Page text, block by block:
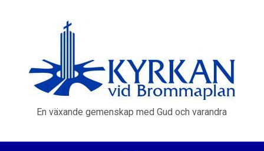
En växande gemenskap med Gud och varandra